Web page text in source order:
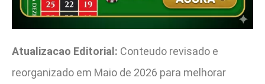
Atualizacao Editorial: Conteudo revisado e
reorganizado em Maio de 2026 para melhorar